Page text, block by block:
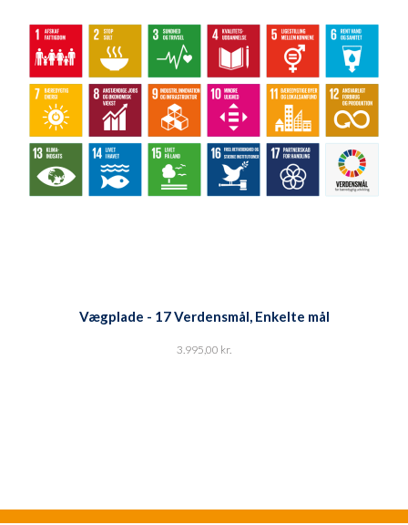
Vægplade - 17 Verdensmål, Enkelte mål
3.995,00 kr.